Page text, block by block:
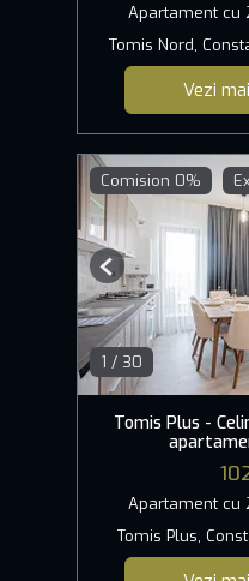
Apartament cu
Tomis Nord,
Vezi
Comision 0%
1 / 30
Previous
Tomis Plus -
Apartament cu
Tomis Plus,